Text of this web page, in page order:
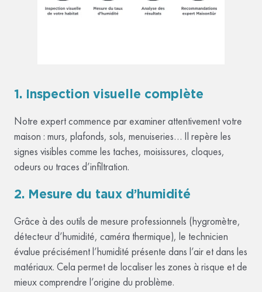
1. Inspection visuelle complète
Notre expert commence par examiner attentivement votre
maison : murs, plafonds, sols, menuiseries… Il repère les
signes visibles comme les taches, moisissures, cloques,
odeurs ou traces d’infiltration.
2. Mesure du taux d’humidité
Grâce à des outils de mesure professionnels (hygromètre,
détecteur d’humidité, caméra thermique), le technicien
évalue précisément l’humidité présente dans l’air et dans les
matériaux. Cela permet de localiser les zones à risque et de
mieux comprendre l’origine du problème.